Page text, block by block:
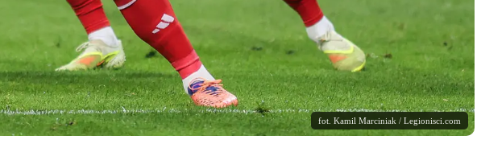
fot. Kamil Marciniak / Legionisci.com